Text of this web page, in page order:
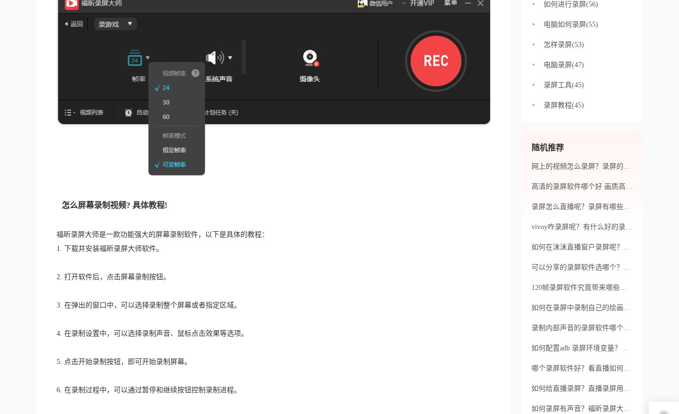
怎么屏幕录制视频? 具体教程!
福昕录屏大师是一款功能强大的屏幕录制软件，以下是具体的教程：
1. 下载并安装福昕录屏大师软件。
2. 打开软件后，点击屏幕录制按钮。
3. 在弹出的窗口中，可以选择录制整个屏幕或者指定区域。
4. 在录制设置中，可以选择录制声音、鼠标点击效果等选项。
5. 点击开始录制按钮，即可开始录制屏幕。
6. 在录制过程中，可以通过暂停和继续按钮控制录制进程。
如何进行录屏(56)
电脑如何录屏(55)
怎样录屏(53)
电脑录屏(47)
录屏工具(45)
录屏教程(45)
随机推荐
网上的视频怎么录屏？录屏的步骤有哪些？
高清的录屏软件哪个好 画质高清无损为首选
录屏怎么直播呢？录屏有哪些方式
vivoy咋录屏呢？有什么好的录屏软件呢？
如何在沫沫直播窗户录屏呢？如何进行窗户录屏？
可以分享的录屏软件选哪个？福昕录屏大师有多少个版本？
120帧录屏软件究竟带来哪些优势？如何选择可靠的高帧率录屏软件？
如何在录屏中录制自己的绘画视频呢？如何使用福昕录屏大师呢？
录制内部声音的录屏软件哪个好？哪个用起来简单？
如何配置adb 录屏环境变量？录屏时如何调整画面质量以获得更好的效果？
哪个录屏软件好？看直播如何录屏呢？
如何给直播录屏？直播录屏用哪个软件好？
如何录屏有声音？福昕录屏大师收费方式是怎样的？